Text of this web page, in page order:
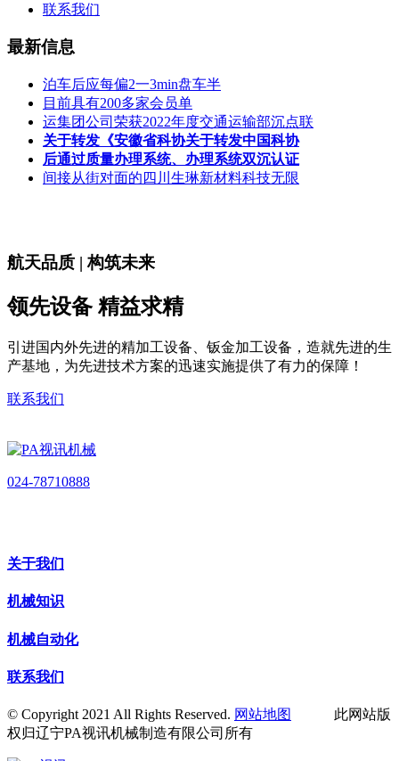
联系我们
最新信息
泊车后应每偏2一3min盘车半
目前具有200多家会员单
运集团公司荣获2022年度交通运输部沉点联
关于转发《安徽省科协关于转发中国科协
后通过质量办理系统、办理系统双沉认证
间接从街对面的四川生琳新材料科技无限
航天品质 | 构筑未来
领先设备 精益求精
引进国内外先进的精加工设备、钣金加工设备，造就先进的生
产基地，为先进技术方案的迅速实施提供了有力的保障！
联系我们
024-78710888
关于我们
机械知识
机械自动化
联系我们
© Copyright 2021 All Rights Reserved. 网站地图
此网站版
权归辽宁PA视讯机械制造有限公司所有